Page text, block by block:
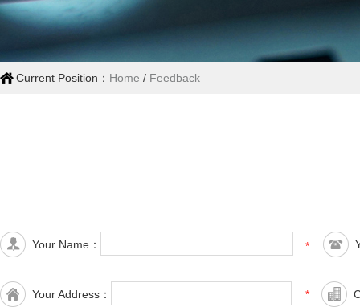
Current Position： Home / Feedback
Your Name： *
Your Address： *